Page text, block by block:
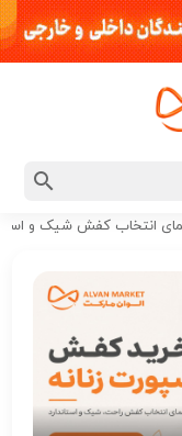
انتخاب کفش شیک و